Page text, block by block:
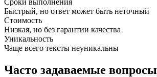
Быстрый, но ответ может быть неточный
Стоимость
Низкая, но без гарантии качества
Уникальность
Чаще всего тексты неуникальны
Часто задаваемые вопросы